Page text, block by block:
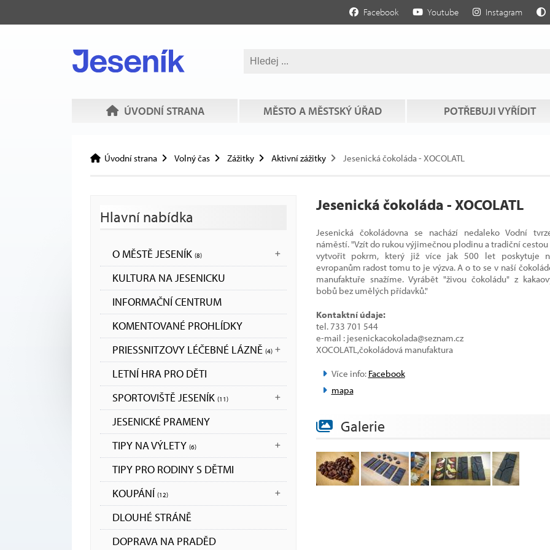
Facebook Youtube Instagram
ÚVODNÍ STRANA MĚSTO A MĚSTSKÝ ÚŘAD POTŘEBUJI VYŘÍDIT
Úvodní strana Volný čas Zážitky Aktivní zážitky Jesenická čokoláda - XOCOLATL
Hlavní nabídka
O MĚSTĚ JESENÍK (8)
KULTURA NA JESENICKU
INFORMAČNÍ CENTRUM
KOMENTOVANÉ PROHLÍDKY
PRIESSNITZOVY LÉČEBNÉ LÁZNĚ (4)
LETNÍ HRA PRO DĚTI
SPORTOVIŠTĚ JESENÍK (11)
JESENICKÉ PRAMENY
TIPY NA VÝLETY (6)
TIPY PRO RODINY S DĚTMI
KOUPÁNÍ (12)
DLOUHÉ STRÁNĚ
DOPRAVA NA PRADĚD
Jesenická čokoláda - XOCOLATL
Jesenická čokoládovna se nachází nedaleko Vodní
náměstí. "Vzít do rukou výjimečnou plodinu a tradiční cestou
vytvořit pokrm, který již více jak 500 let poskytuje
evropanům radost tomu to je výzva. A o to se v naší
manufaktuře snažíme. Vyrábět "živou čokoládu" z
bobů bez umělých přídavků."
Kontaktní údaje:
tel. 733 701 544
e-mail : jesenickacokolada@seznam.cz
XOCOLATL,čokoládová manufaktura
Více info: Facebook
mapa
Galerie